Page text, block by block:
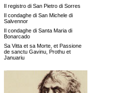
Il registro di San Pietro di Sorres
Il condaghe di San Michele di
Salvennor
Il condaghe di Santa Maria di
Bonarcado
Sa Vitta et sa Morte, et Passione
de sanctu Gavinu, Prothu et
Januariu